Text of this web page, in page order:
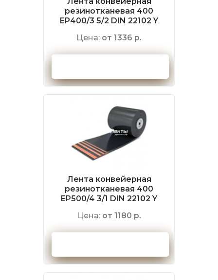
резинотканевая 400
EP400/3 5/2 DIN 22102 Y
Цена: от 1336 р.
Лента конвейерная
резинотканевая 400
EP500/4 3/1 DIN 22102 Y
Цена: от 1180 р.